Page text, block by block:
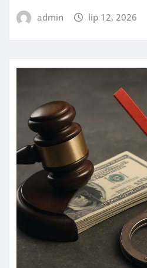
admin lip 12, 2026